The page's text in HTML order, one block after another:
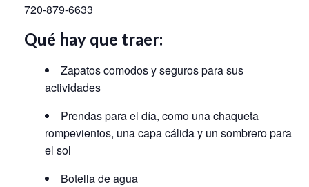
720-879-6633
Qué hay que traer:
Zapatos comodos y seguros para sus
actividades
Prendas para el día, como una chaqueta
rompevientos, una capa cálida y un sombrero para
el sol
Botella de agua